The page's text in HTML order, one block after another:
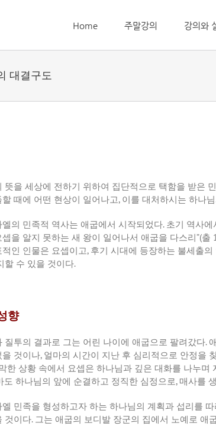
Home 주말강의 강의와
대결구도
뜻을 세상에 전하기 위하여 집단적으로 택함을 받은
때에 어떤 현상이 일어나고, 이를 대처하시는 하나
의 민족적 역사는 애굽에서 시작되었다. 초기 역사
셉을 알지 못하는 새 왕이 일어나서 애굽을 다스리”(출
인 인물은 요셉이고, 후기 시대에 등장하는 불세출
할 수 있을 것이다.
향
질투의 결과로 그는 어린 나이에 애굽으로 팔려갔다.
것이나, 얼마의 시간이 지난 후 심리적으로 안정을
한 상황 속에서 요셉은 하나님과 깊은 대화를 나누
도 하나님의 앞에 순결하고 정직한 심정으로, 매사를
민족을 형성하고자 하는 하나님의 계획과 섭리를
것이다. 그는 애굽의 보디발 장군의 집에서 노예로 애